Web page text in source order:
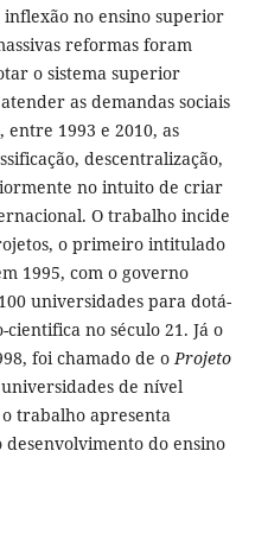
no ensino superior
reformas foram
o sistema superior
as demandas sociais
entre 1993 e 2010, as
descentralização,
no intuito de criar
O trabalho incide
o primeiro intitulado
1995, com o governo
universidades para dotá-
no século 21. Já o
foi chamado de oProjeto
de nível
trabalho apresenta
do ensino